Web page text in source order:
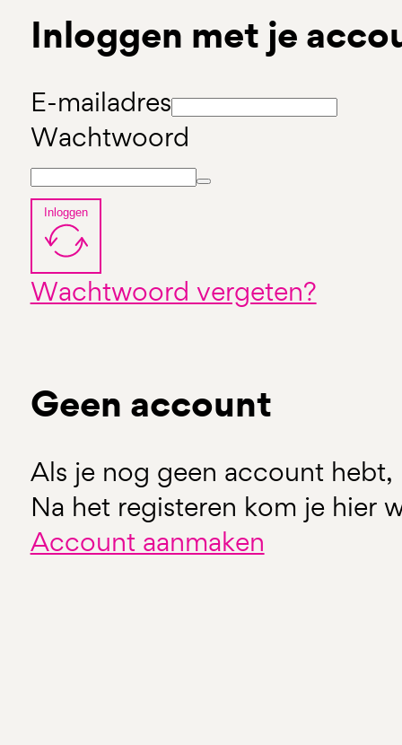
Inloggen met je
E-mailadres
Wachtwoord
Inloggen
Wachtwoord vergeten?
Geen account
Als je nog geen account hebt,
Na het registeren kom je hier
Account aanmaken